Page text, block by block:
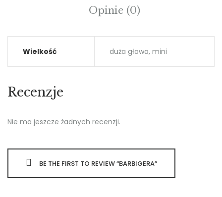
Opinie (0)
Wielkość duża głowa, mini
Recenzje
Nie ma jeszcze żadnych recenzji.
BE THE FIRST TO REVIEW “BARBIGERA”